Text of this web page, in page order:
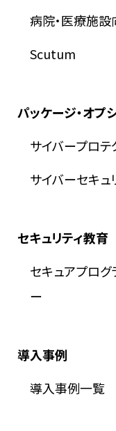
病院・医療施
Scutum
パッケージ・オプ
サイバープロテ
サイバーセキュ
セキュリティ教育
セキュアプログ
ー
導入事例
導入事例一覧